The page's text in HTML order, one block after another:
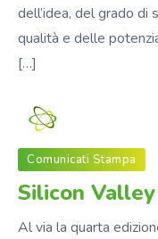
dell’idea, del grado di
qualità e delle
[…]
Comunicati Stampa
Silicon
Al via la quarta